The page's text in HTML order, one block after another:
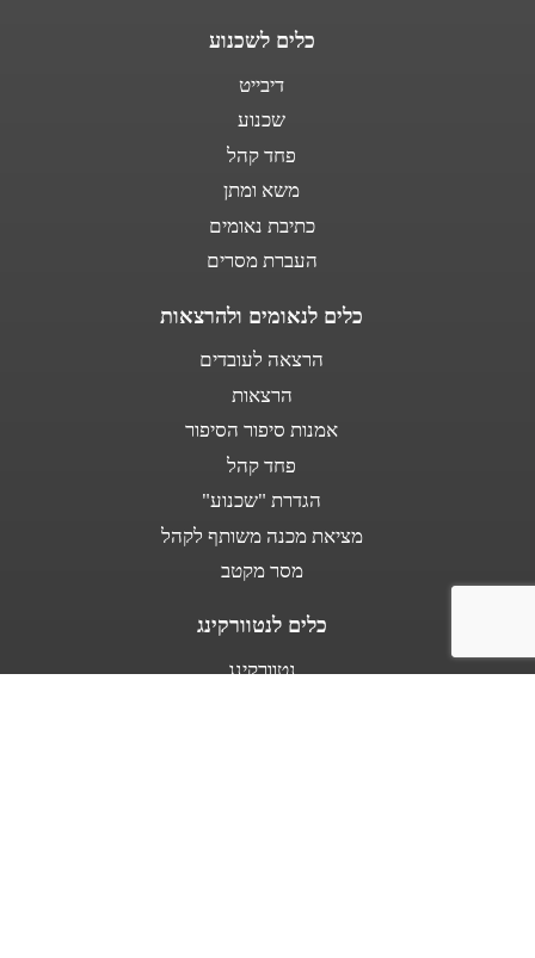
כלים לשכנוע
דיבייט
שכנוע
פחד קהל
משא ומתן
כתיבת נאומים
העברת מסרים
כלים לנאומים ולהרצאות
הרצאה לעובדים
הרצאות
אמנות סיפור הסיפור
פחד קהל
הגדרת "שכנוע"
מציאת מכנה משותף לקהל
מסר מקטב
כלים לנטוורקינג
נטוורקינג